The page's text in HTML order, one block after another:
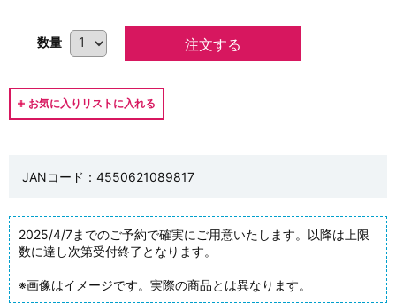
数量
JANコード：4550621089817
2025/4/7までのご予約で確実にご用意いたします。以降は上限
数に達し次第受付終了となります。
※画像はイメージです。実際の商品とは異なります。